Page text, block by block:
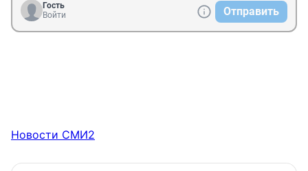
Гость
Войти
Отправить
Новости СМИ2